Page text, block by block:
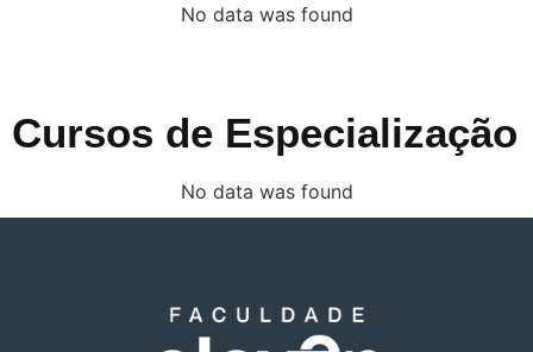
No data was found
Cursos de Especialização
No data was found